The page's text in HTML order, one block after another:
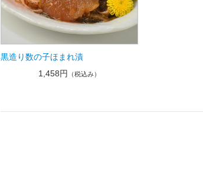
黒造り数の子ほまれ漬
1,458円
（税込み）